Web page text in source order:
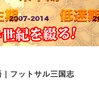
フットサル三国志